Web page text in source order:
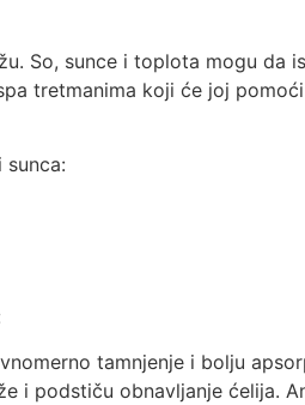
So, sunce i toplota mogu da
tretmanima koji će joj
tamnjenje i bolju
i podstiču obnavljanje ćelija.